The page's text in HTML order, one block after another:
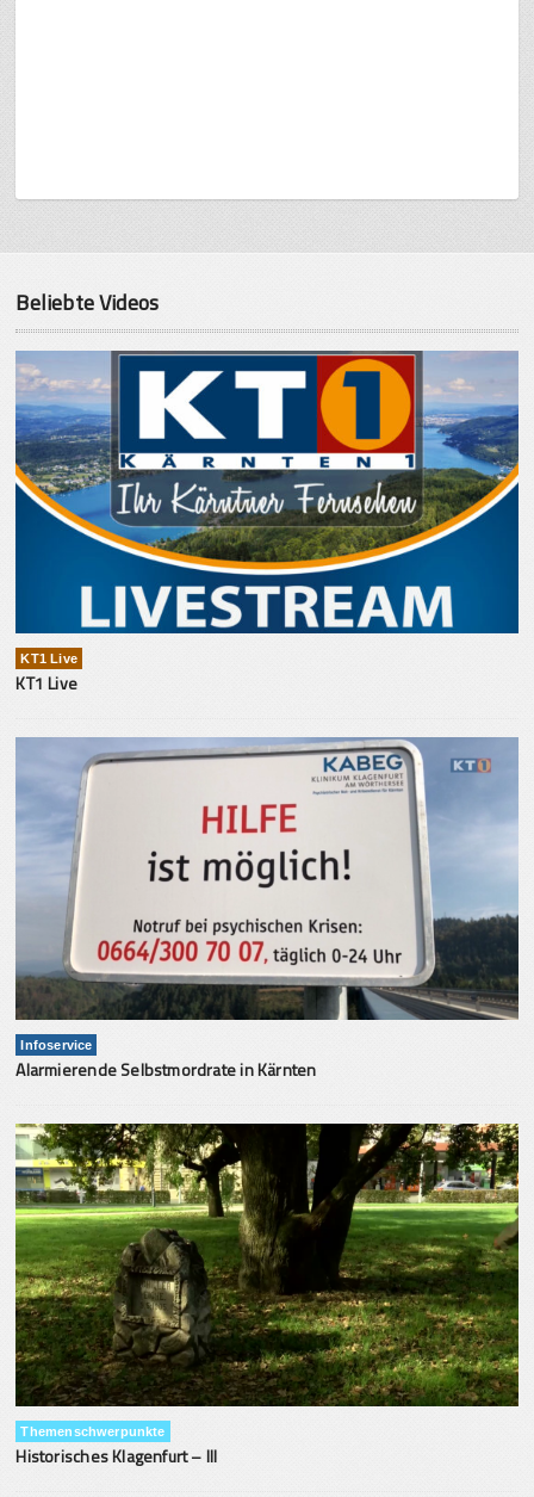
Beliebte Videos
KT1 Live
KT1 Live
Infoservice
Alarmierende Selbstmordrate in Kärnten
Themenschwerpunkte
Historisches Klagenfurt – III